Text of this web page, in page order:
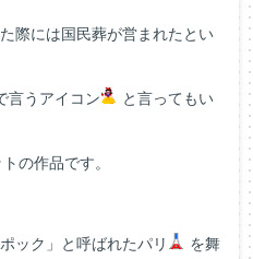
際には国民葬が営まれたとい
言うアイコン
と言ってもい
の作品です。
ック」と呼ばれたパリ
を舞